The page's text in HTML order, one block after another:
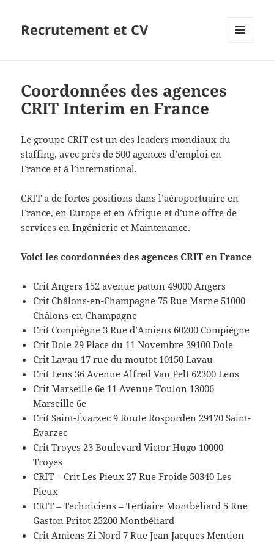
Recrutement et CV
Coordonnées des agences
CRIT Interim en France
Le groupe CRIT est un des leaders mondiaux du
staffing, avec près de 500 agences d’emploi en
France et à l’international.
CRIT a de fortes positions dans l’aéroportuaire en
France, en Europe et en Afrique et d’une offre de
services en Ingénierie et Maintenance.
Voici les coordonnées des agences CRIT en France
Crit Angers 152 avenue patton 49000 Angers
Crit Châlons-en-Champagne 75 Rue Marne 51000
Châlons-en-Champagne
Crit Compiègne 3 Rue d’Amiens 60200 Compiègne
Crit Dole 29 Place du 11 Novembre 39100 Dole
Crit Lavau 17 rue du moutot 10150 Lavau
Crit Lens 36 Avenue Alfred Van Pelt 62300 Lens
Crit Marseille 6e 11 Avenue Toulon 13006
Marseille 6e
Crit Saint-Évarzec 9 Route Rosporden 29170 Saint-
Évarzec
Crit Troyes 23 Boulevard Victor Hugo 10000
Troyes
CRIT – Crit Les Pieux 27 Rue Froide 50340 Les
Pieux
CRIT – Techniciens – Tertiaire Montbéliard 5 Rue
Gaston Pritot 25200 Montbéliard
Crit Amiens Zi Nord 7 Rue Jean Jacques Mention